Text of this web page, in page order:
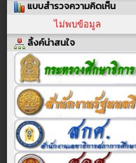
แบบสำรวจความคิดเห็น
ไม่พบข้อมูล
ลิ้งค์น่าสนใจ